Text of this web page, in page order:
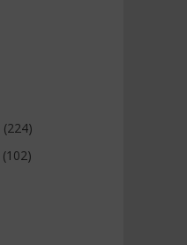
(224)
(102)